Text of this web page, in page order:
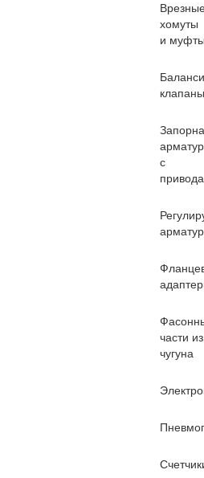
хомуты
и муфты
клапаны
с
части из
чугуна